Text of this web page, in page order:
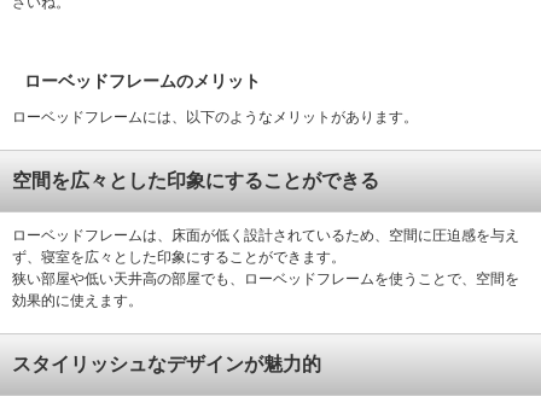
ローベッドフレームのメリット
ローベッドフレームには、以下のようなメリットがあります。
空間を広々とした印象にすることができる
ローベッドフレームは、床面が低く設計されているため、空間に圧迫感を与え
ず、寝室を広々とした印象にすることができます。
狭い部屋や低い天井高の部屋でも、ローベッドフレームを使うことで、空間を
効果的に使えます。
スタイリッシュなデザインが魅力的